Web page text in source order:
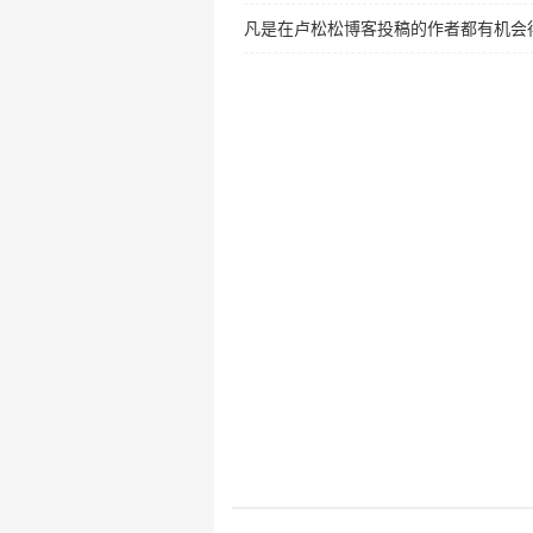
凡是在卢松松博客投稿的作者都有机会